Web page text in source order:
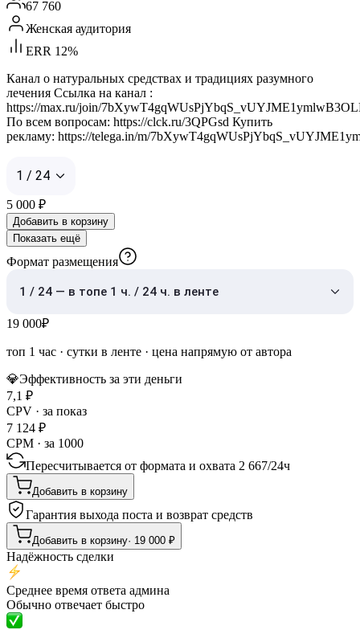
67 760
Женская аудитория
ERR 12%
Канал о натуральных средствах и традициях разумного
лечения Ссылка на канал :
https://max.ru/join/
По всем вопросам: https://clck.ru/3QPGsd Купить
рекламу: https://telega.in/m/
1 / 24
5 000 ₽
Добавить в корзину
Показать ещё
Формат размещения
1 / 24 — в топе 1 ч. / 24 ч. в ленте
19 000₽
топ 1 час · сутки в ленте · цена напрямую от автора
💎Эффективность за эти деньги
7,1 ₽
CPV · за показ
7 124 ₽
CPM · за 1000
Пересчитывается от формата и охвата 2 667/24ч
Добавить в корзину
Гарантия выхода поста и возврат средств
Добавить в корзину· 19 000 ₽
Надёжность сделки
Среднее время ответа админа
Обычно отвечает быстро